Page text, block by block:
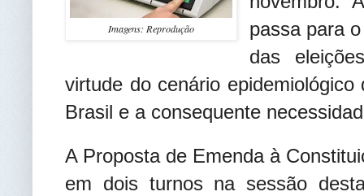
Imagens: Reprodução
passa para
das
virtude do cenário
Brasil e a consequente
A Proposta de Emenda à
em dois turnos na sessão